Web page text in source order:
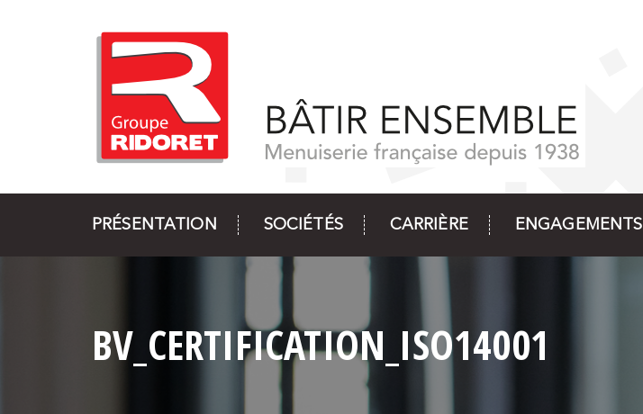
PRÉSENTATION SOCIÉTÉS CARRIÈRE ENGAGEMENTS
BV_CERTIFICATION_ISO14001